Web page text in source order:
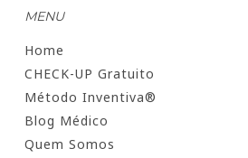
MENU
Home
CHECK-UP Gratuito
Método Inventiva®
Blog Médico
Quem Somos